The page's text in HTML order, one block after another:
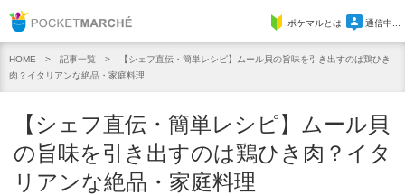
Pocket Marcheポケマルとは 通信中...
HOME 記事一覧
【シェフ直伝・簡単レシピ】ムール貝の旨味を引き出すのは鶏ひき
肉？イタリアンな絶品・家庭料理
【シェフ直伝・簡単レシピ】ムール貝
の旨味を引き出すのは鶏ひき肉？イタ
リアンな絶品・家庭料理